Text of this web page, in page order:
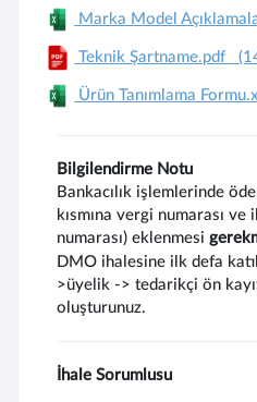
Marka Model
Teknik Şartname.pdf
Ürün Tanımlama
Bilgilendirme Notu
Bankacılık işlemlerinde
kısmına vergi numarası
numarası) eklenmesi
DMO ihalesine ilk defa
>üyelik -> tedarikçi ön
oluşturunuz.
İhale Sorumlusu